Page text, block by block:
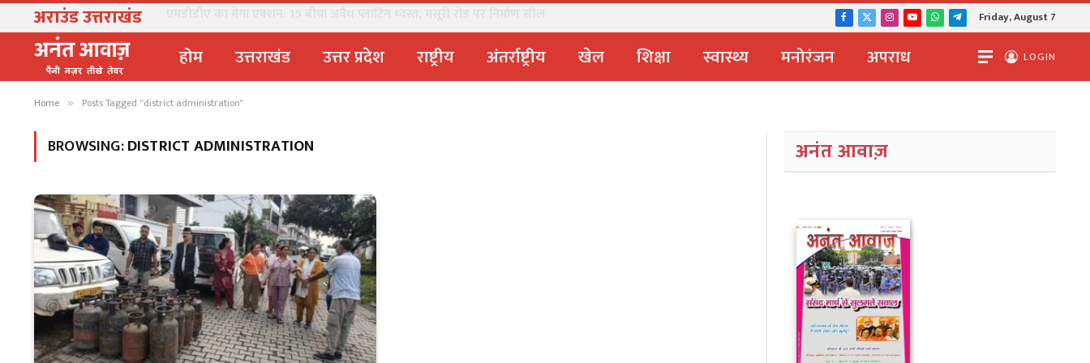
अराउंड उत्तराखंड Facebook
X
Instagram
YouTubeWhatsApp
TelegramFriday, August 7
होम उत्तराखंड उत्तर प्रदेश राष्ट्रीय अंतर्राष्ट्रीय खेल शिक्षा स्वास्थ्य मनोरंजन अपराध LOGIN
Home » Posts Tagged "district administration"
BROWSING:DISTRICT ADMINISTRATION अनंत आवाज़